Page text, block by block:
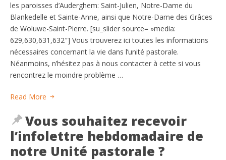
les paroisses d’Auderghem: Saint-Julien, Notre-Dame du
Blankedelle et Sainte-Anne, ainsi que Notre-Dame des Grâces
de Woluwe-Saint-Pierre. [su_slider source= »media:
629,630,631,632″] Vous trouverez ici toutes les informations
nécessaires concernant la vie dans l’unité pastorale.
Néanmoins, n’hésitez pas à nous contacter à cette si vous
rencontrez le moindre problème …
Read More
Vous souhaitez recevoir
l’infolettre hebdomadaire de
notre Unité pastorale ?